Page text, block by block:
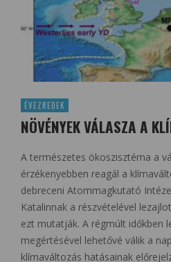
ÉVEZREDEK
NÖVÉNYEK VÁLASZA A
A természetes ökoszisztéma a
érzékenyebben reagál a
debreceni Atommagkutató
Katalinnak a részvételével
ezt mutatják. A régmúlt időkben
megértésével lehetővé válik a
klímaváltozás hatásainak